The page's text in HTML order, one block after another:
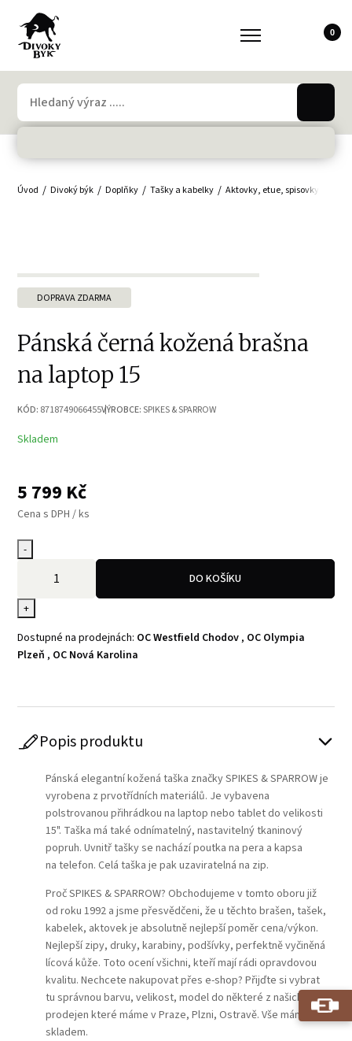
0
Úvod Divoký býk Doplňky Tašky a kabelky Aktovky, etue, spisovky
DOPRAVA ZDARMA
Pánská černá kožená brašna
na laptop 15
KÓD: 8718749066455VÝROBCE: SPIKES & SPARROW
Skladem
5 799 Kč
Cena s DPH / ks
-
+
DO KOŠÍKU
Dostupné na prodejnách: OC Westfield Chodov , OC Olympia
Plzeň , OC Nová Karolina
Popis produktu
Pánská elegantní kožená taška značkySPIKES & SPARROWje
vyrobena z prvotřídních materiálů. Je vybavena
polstrovanou přihrádkou na laptop nebo tablet do velikosti
15". Taška má také odnímatelný, nastavitelný tkaninový
popruh. Uvnitř tašky se nachází poutka na pera a kapsa
na telefon. Celá taška je pak uzaviratelná na zip.
Proč SPIKES & SPARROW? Obchodujeme v tomto oboru již
od roku 1992 a jsme přesvědčeni, že u těchto brašen, tašek,
kabelek, aktovek je absolutně nejlepší poměr cena/výkon.
Nejlepší zipy, druky, karabiny, podšívky, perfektně vyčiněná
lícová kůže. Toto ocení všichni, kteří mají rádi opravdovou
kvalitu. Nechcete nakupovat přes e-shop? Přijďte si vybrat
tu správnou barvu, velikost, model do některé z našich
prodejen které máme v Praze, Plzni, Ostravě. Vše máme
skladem.